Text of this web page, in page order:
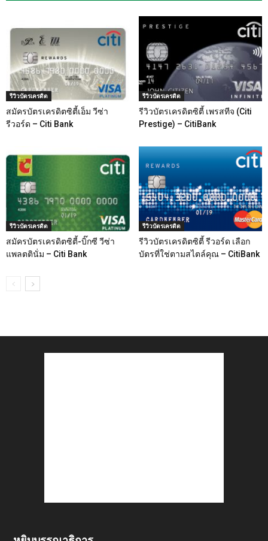
รีวิวบัตรเครดิต
สมัครบัตรเครดิตซิตี้เอ็ม วีซ่า
รีวอร์ด – Citi Bank
รีวิวบัตรเครดิต
รีวิวบัตรเครดิตซิตี้ เพรสทีจ (Citi
Prestige) – CitiBank
รีวิวบัตรเครดิต
สมัครบัตรเครดิตซิตี้-บิ๊กซี วีซ่า
แพลตตินั่ม – Citi Bank
รีวิวบัตรเครดิต
รีวิวบัตรเครดิตซิตี้ รีวอร์ด เลือก
บัตรที่ใช่ตามสไตล์คุณ – CitiBank